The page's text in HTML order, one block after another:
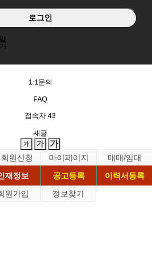
1:1문의
FAQ
접속자 43
새글
원신청 마이페이지
매매/임대
재정보 공고등록
이력서등록
원가입 정보찾기